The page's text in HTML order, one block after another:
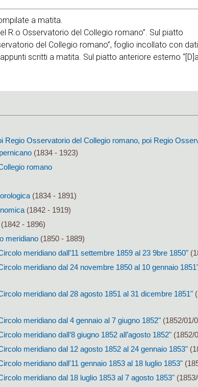
a matita.
R.o Osservatorio del Collegio romano”. Sul piatto
del Collegio romano”, foglio incollato con dati
scritti a matita. Sul piatto anteriore esterno
Regio Osservatorio del Collegio romano, poi Regio
(1834 - 1923)
romano
(1834 - 1891)
(1842 - 1919)
- 1896)
meridiano(1850 - 1889)
meridiano dall’11 settembre 1859 al 23 9bre 1850"
meridiano dal 24 novembre 1850 al 10 gennaio
meridiano dal 28 agosto 1851 al 31 dicembre 1851"
meridiano dal 4 gennaio al 7 giugno 1852"(1852/01/
meridiano dall’8 giugno 1852 all’agosto 1852"(1852/
meridiano dal 12 agosto 1852 al 24 gennaio 1853"
meridiano dall'11 gennaio 1853 al 18 luglio 1853"
meridiano dal 18 luglio 1853 al 7 agosto 1853"(1853/